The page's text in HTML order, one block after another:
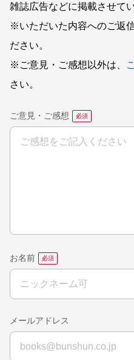
雑誌広告などに掲載させて
※いただいた内容へのご返
ださい。
※ご意見・ご感想以外は、
さい。
ご意見・ご感想
お名前
メールアドレス